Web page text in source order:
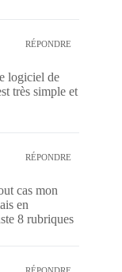
RÉPONDRE
logiciel de
très simple et
RÉPONDRE
cas mon
en
8 rubriques